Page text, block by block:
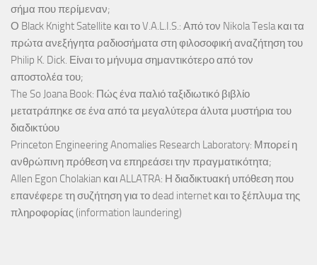
σήμα που περίμεναν;
Ο Black Knight Satellite και το V.A.L.I.S.: Από τον Nikola Tesla και τα
πρώτα ανεξήγητα ραδιοσήματα στη φιλοσοφική αναζήτηση του
Philip K. Dick. Είναι το μήνυμα σημαντικότερο από τον
αποστολέα του;
The So Joana Book: Πώς ένα παλιό ταξιδιωτικό βιβλίο
μετατράπηκε σε ένα από τα μεγαλύτερα άλυτα μυστήρια του
διαδικτύου
Princeton Engineering Anomalies Research Laboratory: Μπορεί η
ανθρώπινη πρόθεση να επηρεάσει την πραγματικότητα;
Allen Egon Cholakian και ALLATRA: Η διαδικτυακή υπόθεση που
επανέφερε τη συζήτηση για το dead internet και το ξέπλυμα της
πληροφορίας (information laundering)